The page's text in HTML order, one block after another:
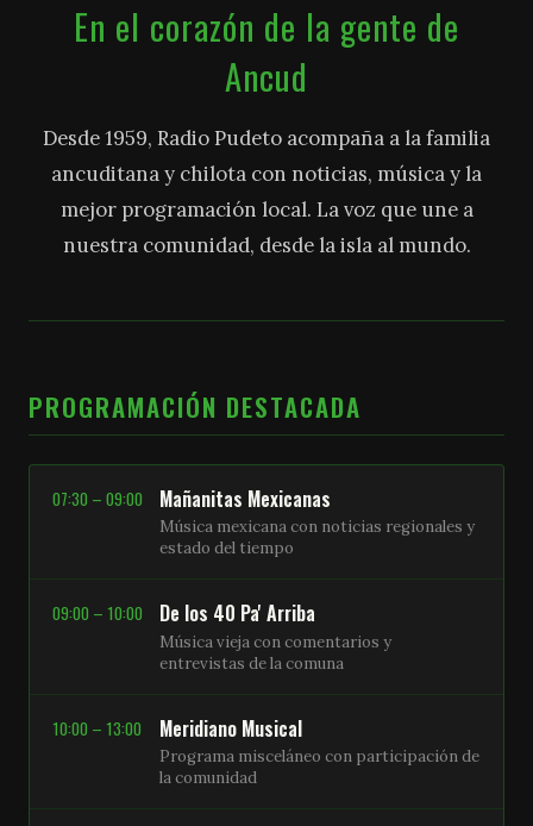
En el corazón de la gente de
Ancud
Desde 1959, Radio Pudeto acompaña a la familia
ancuditana y chilota con noticias, música y la
mejor programación local. La voz que une a
nuestra comunidad, desde la isla al mundo.
PROGRAMACIÓN DESTACADA
07:30 – 09:00 Mañanitas Mexicanas
Música mexicana con noticias regionales y
estado del tiempo
09:00 – 10:00 De los 40 Pa' Arriba
Música vieja con comentarios y
entrevistas de la comuna
10:00 – 13:00 Meridiano Musical
Programa misceláneo con participación de
la comunidad